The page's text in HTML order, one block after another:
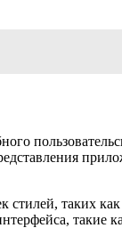
таких
такие